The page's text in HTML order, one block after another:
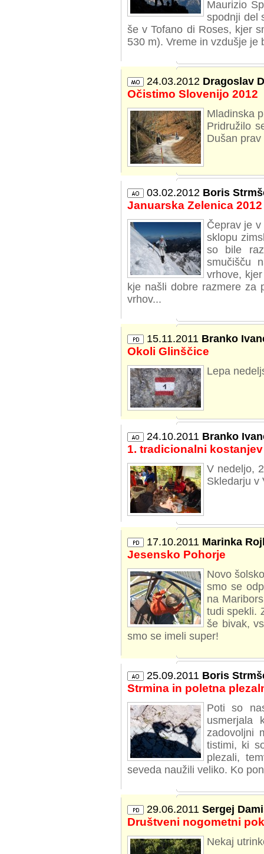
Maurizio
spodnji del
še v Tofano di Roses, kjer
530 m). Vreme in vzdušje je
24.03.2012 Dragoslav
Očistimo Slovenijo 2012
Mladinska
Pridružilo
Dušan
03.02.2012 Boris
Januarska Zelenica 2012
Čeprav je
sklopu
so bile
smučišču
vrhove,
kje našli dobre razmere za
vrhov...
15.11.2011 Branko
Okoli Glinščice
Lepa
24.10.2011 Branko
1. tradicionalni
V nedeljo,
Skledarju v
17.10.2011 Marinka
Jesensko Pohorje
Novo
smo se
na
tudi spekli.
še bivak,
smo se imeli super!
25.09.2011 Boris
Strmina in poletna
Poti so
usmerjala
zadovoljni
tistimi, ki
plezali,
seveda naužili veliko. Ko
29.06.2011 Sergej
Društveni nogometni
Nekaj